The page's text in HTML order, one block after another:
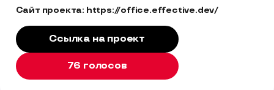
Сайт проекта: https://office.effective.dev/
Ссылка на проект
76 голосов